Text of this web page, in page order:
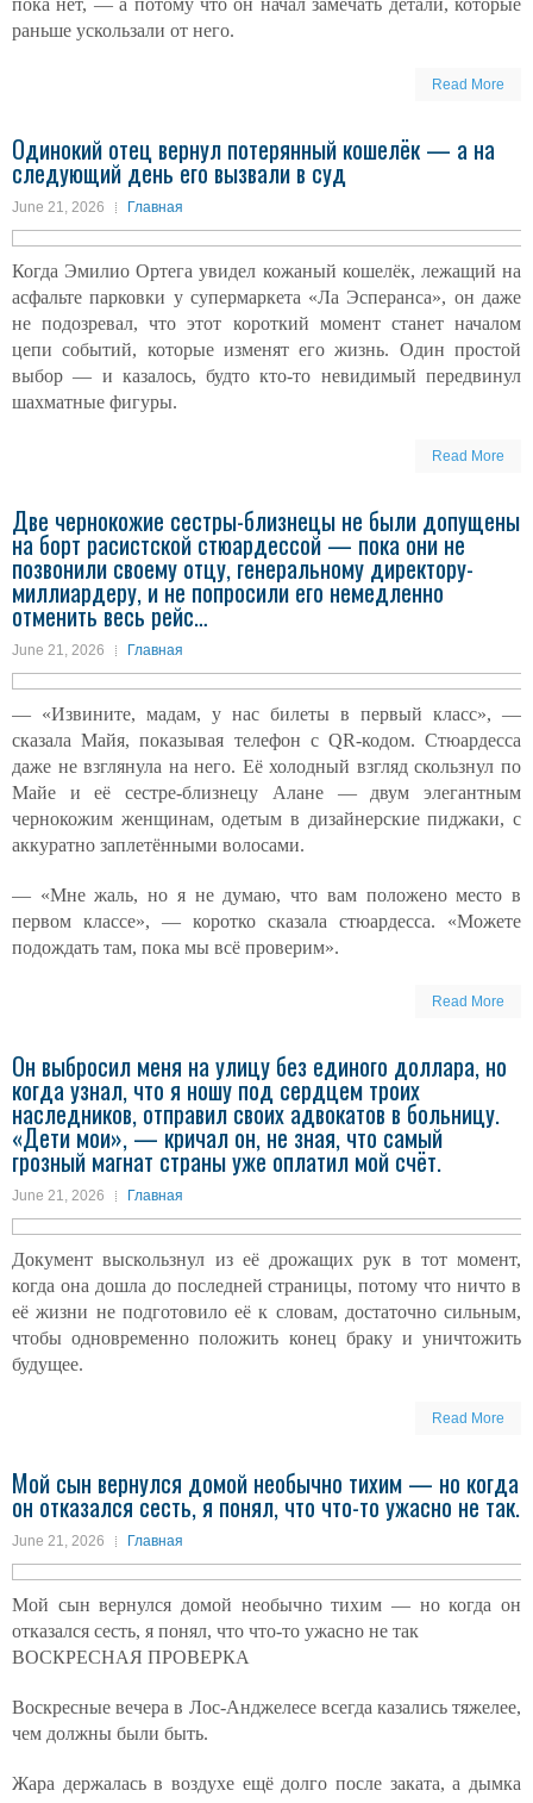
раньше ускользали от него.
Read More
Одинокий отец вернул потерянный кошелёк — а на
следующий день его вызвали в суд
June 21, 2026 Главная
Когда Эмилио Ортега увидел кожаный кошелёк, лежащий на
асфальте парковки у супермаркета «Ла Эсперанса», он даже
не подозревал, что этот короткий момент станет началом
цепи событий, которые изменят его жизнь. Один простой
выбор — и казалось, будто кто-то невидимый передвинул
шахматные фигуры.
Read More
Две чернокожие сестры-близнецы не были допущены
на борт расистской стюардессой — пока они не
позвонили своему отцу, генеральному директору-
миллиардеру, и не попросили его немедленно
отменить весь рейс…
June 21, 2026 Главная
— «Извините, мадам, у нас билеты в первый класс», —
сказала Майя, показывая телефон с QR-кодом. Стюардесса
даже не взглянула на него. Её холодный взгляд скользнул по
Майе и её сестре-близнецу Алане — двум элегантным
чернокожим женщинам, одетым в дизайнерские пиджаки, с
аккуратно заплетёнными волосами.
— «Мне жаль, но я не думаю, что вам положено место в
первом классе», — коротко сказала стюардесса. «Можете
подождать там, пока мы всё проверим».
Read More
Он выбросил меня на улицу без единого доллара, но
когда узнал, что я ношу под сердцем троих
наследников, отправил своих адвокатов в больницу.
«Дети мои», — кричал он, не зная, что самый
грозный магнат страны уже оплатил мой счёт.
June 21, 2026 Главная
Документ выскользнул из её дрожащих рук в тот момент,
когда она дошла до последней страницы, потому что ничто в
её жизни не подготовило её к словам, достаточно сильным,
чтобы одновременно положить конец браку и уничтожить
будущее.
Read More
Мой сын вернулся домой необычно тихим — но когда
он отказался сесть, я понял, что что-то ужасно не так.
June 21, 2026 Главная
Мой сын вернулся домой необычно тихим — но когда он
отказался сесть, я понял, что что-то ужасно не так
ВОСКРЕСНАЯ ПРОВЕРКА
Воскресные вечера в Лос-Анджелесе всегда казались тяжелее,
чем должны были быть.
Жара держалась в воздухе ещё долго после заката, а дымка